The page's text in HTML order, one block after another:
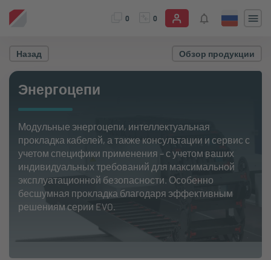
0 0
Назад Обзор продукции
Энергоцепи
Модульные энергоцепи, интеллектуальная
прокладка кабелей, а также консультации и сервис с
учетом специфики применения – с учетом ваших
индивидуальных требований для максимальной
эксплуатационной безопасности. Особенно
бесшумная прокладка благодаря эффективным
решениям серии EVO.